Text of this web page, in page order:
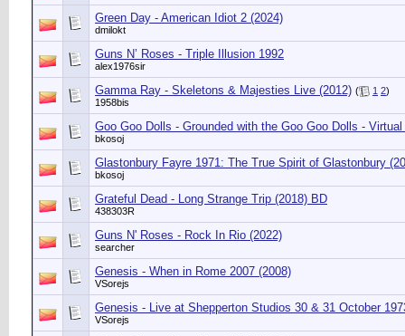
Green Day - American Idiot 2 (2024)
dmilokt
Guns N’ Roses - Triple Illusion 1992
alex1976sir
Gamma Ray - Skeletons & Majesties Live (2012) ( 1 2)
1958bis
Goo Goo Dolls - Grounded with the Goo Goo Dolls -
bkosoj
Glastonbury Fayre 1971: The True Spirit of Glastonbury
bkosoj
Grateful Dead - Long Strange Trip (2018) BD
438303R
Guns N' Roses - Rock In Rio (2022)
searcher
Genesis - When in Rome 2007 (2008)
VSorejs
Genesis - Live at Shepperton Studios 30 & 31 October
VSorejs